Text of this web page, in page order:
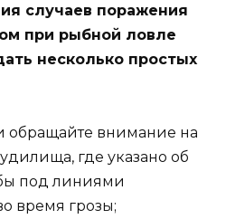
случаев поражения
при рыбной ловле
несколько простых
обращайте внимание на
где указано об
под линиями
время грозы;